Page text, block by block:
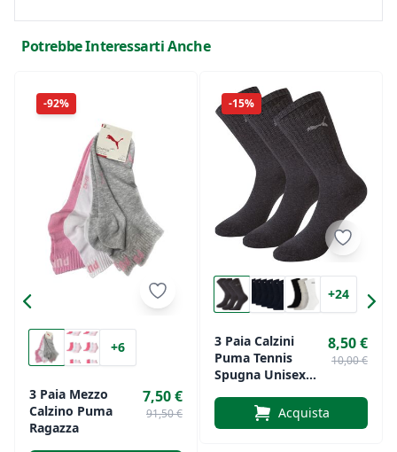
Potrebbe Interessarti Anche
-92%
+6
3 Paia Mezzo
Calzino Puma
Ragazza
7,50 €
91,50 €
-15%
+24
3 Paia Calzini
Puma Tennis
Spugna Unisex
8,50 €
10,00 €
Acquista